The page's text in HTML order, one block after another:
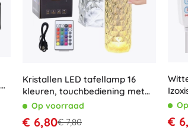
Kristallen LED tafellamp 16
kleuren, touchbediening met
afstandsbediening
Op voorraad
€ 6,80€ 7,80 €